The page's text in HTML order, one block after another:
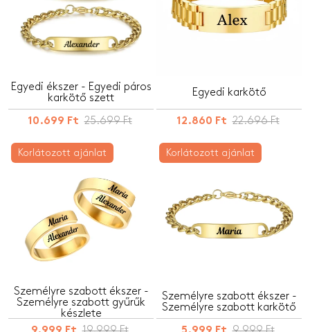
Egyedi ékszer - Egyedi páros
karkötő szett
10.699 Ft 25.699 Ft
Egyedi karkötő
12.860 Ft 22.696 Ft
Korlátozott ajánlat
Személyre szabott ékszer -
Személyre szabott gyűrűk
készlete
Korlátozott ajánlat
Személyre szabott ékszer -
Személyre szabott karkötő